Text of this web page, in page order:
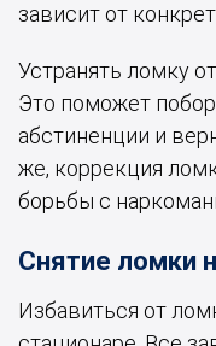
зависит от
Устранять ломку
Это поможет
абстиненции и
же, коррекция
борьбы с
Снятие ломки
Избавиться от